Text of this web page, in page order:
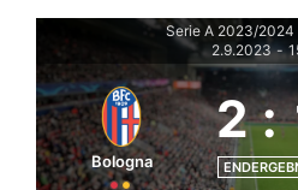
Serie A 2023/2024
2.9.2023 -
Bologna
2 :